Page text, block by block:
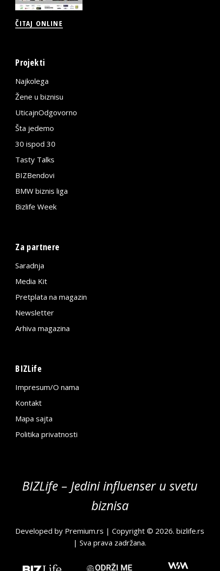
ČITAJ ONLINE
Projekti
Najkolega
Žene u biznisu
UticajnOdgovorno
Šta jedemo
30 ispod 30
Tasty Talks
BIZBendovi
BMW biznis liga
Bizlife Week
Za partnere
Saradnja
Media Kit
Pretplata na magazin
Newsletter
Arhiva magazina
BIZLife
Impresum/O nama
Kontakt
Mapa sajta
Politika privatnosti
BIZLife – Jedini influenser u svetu
biznisa
Developed by Premium.rs | Copyright © 2026.bizlife.rs
| Sva prava zadržana.